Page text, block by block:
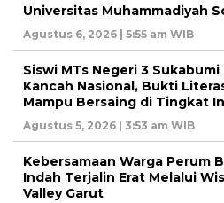
Universitas Muhammadiyah
Agustus 6, 2026 | 5:55 am WIB
Siswi MTs Negeri 3
Kancah Nasional, Bukti
Mampu Bersaing di Tingkat
Agustus 5, 2026 | 3:53 am WIB
Kebersamaan Warga Perum
Indah Terjalin Erat Melalui
Valley Garut